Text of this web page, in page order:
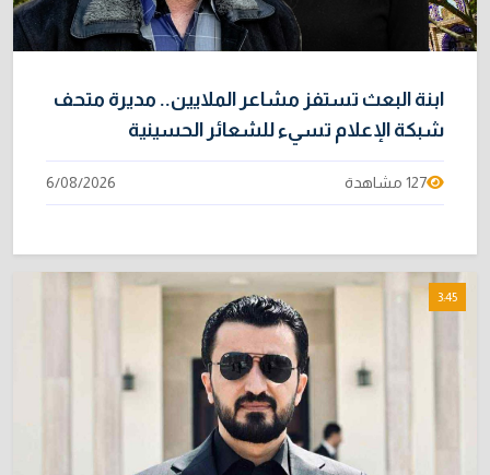
ابنة البعث تستفز مشاعر الملايين.. مديرة متحف
شبكة الإعلام تسيء للشعائر الحسينية
127 مشاهدة 6/08/2026
3:45